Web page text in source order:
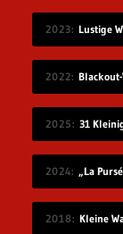
2023 Lustige
2022
2025 31
2024 „La
2018 Kleine